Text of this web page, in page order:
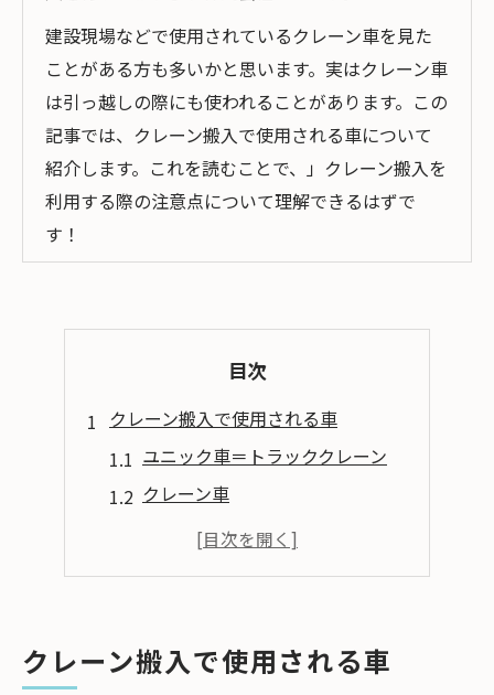
建設現場などで使用されているクレーン車を見た
ことがある方も多いかと思います。実はクレーン車
は引っ越しの際にも使われることがあります。この
記事では、クレーン搬入で使用される車について
紹介します。これを読むことで、」クレーン搬入を
利用する際の注意点について理解できるはずで
す！
目次
クレーン搬入で使用される車
ユニック車＝トラッククレーン
クレーン車
クレーン搬入使用時の注意
道路使用許可が下りない場合
電線や障害物がある場合
クレーン搬入で使用される車